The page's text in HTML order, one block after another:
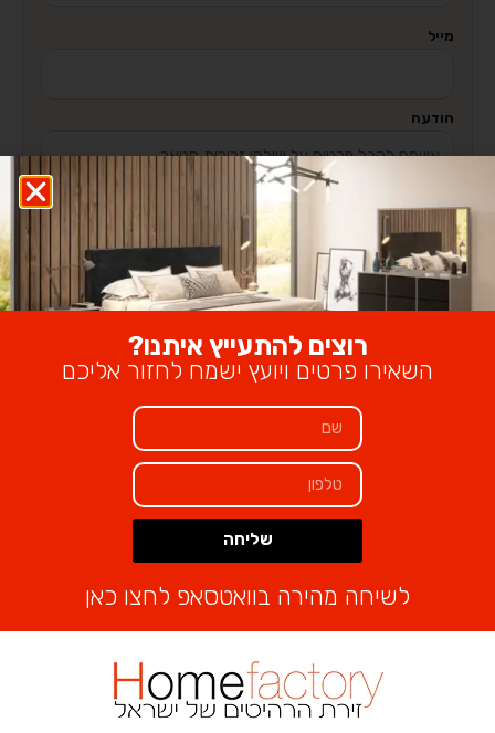
מייל
הודעה
שליחת פנייה
תנאי משלוח:
רביעית ללא מעלית תוספת של 50 ש”ח לקומה במידה וצריך מנוף
ישולם ע”י הלקוח
מחירון הובלה והרכבה:
הובלה והרכבה - 450 ₪
₪2,400
מוצרים קשורים
רוצים להתעייץ איתנו?
השאירו פרטים ויועץ ישמח לחזור אליכם
שליחה
לשיחה מהירה בוואטסאפ לחצו כאן